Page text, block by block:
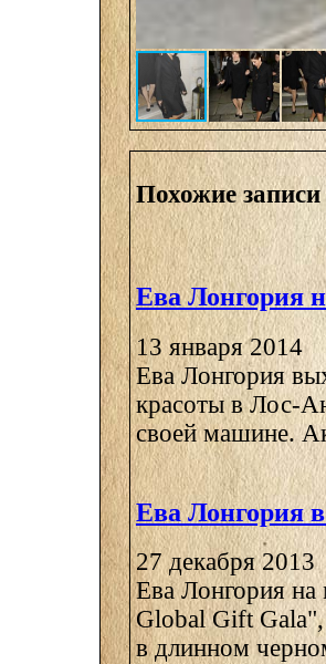
Похожие записи
Ева Лонгория
13 января 2014
Ева Лонгория
красоты в Лос-
своей машине.
Ева Лонгория
27 декабря 2013
Ева Лонгория
Global Gift
в длинном